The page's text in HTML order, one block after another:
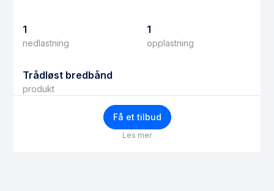
1
nedlastning
1
opplastning
Trådløst bredbånd
produkt
Få et tilbud
Les mer